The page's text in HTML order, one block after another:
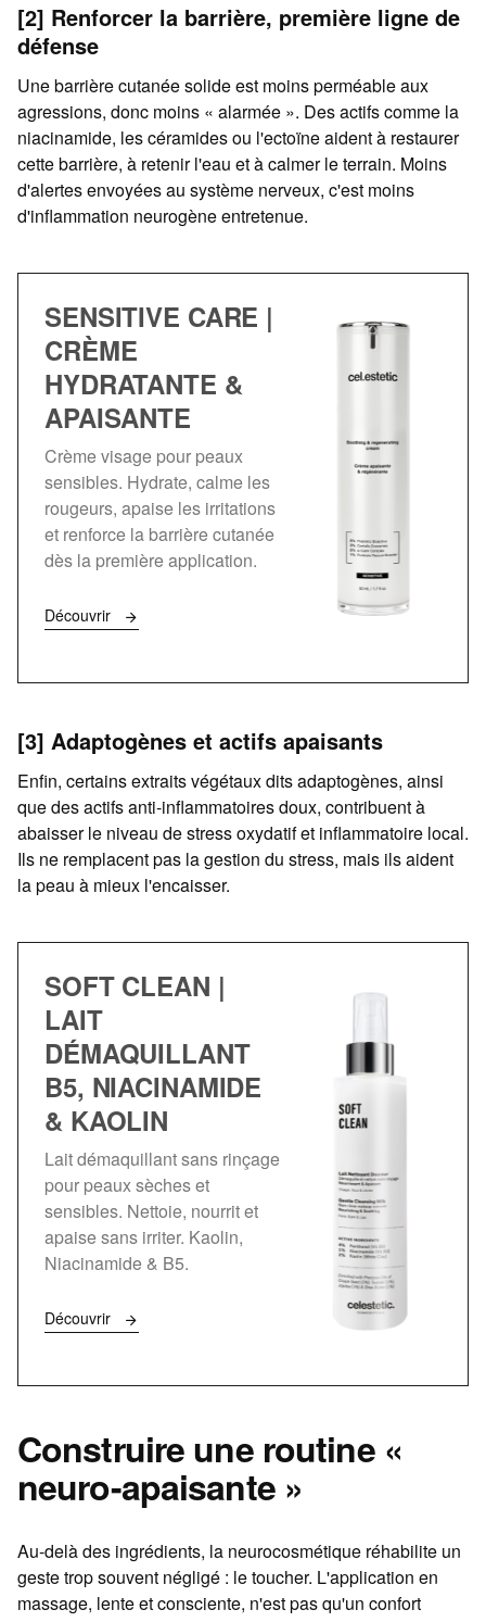
[2] Renforcer la barrière, première ligne de
défense
Une barrière cutanée solide est moins perméable aux
agressions, donc moins « alarmée ». Des actifs comme la
niacinamide, les céramides ou l'ectoïne aident à restaurer
cette barrière, à retenir l'eau et à calmer le terrain. Moins
d'alertes envoyées au système nerveux, c'est moins
d'inflammation neurogène entretenue.
SENSITIVE CARE |
CRÈME
HYDRATANTE &
APAISANTE
Crème visage pour peaux
sensibles. Hydrate, calme les
rougeurs, apaise les irritations
et renforce la barrière cutanée
dès la première application.
Découvrir
[3] Adaptogènes et actifs apaisants
Enfin, certains extraits végétaux dits adaptogènes, ainsi
que des actifs anti-inflammatoires doux, contribuent à
abaisser le niveau de stress oxydatif et inflammatoire local.
Ils ne remplacent pas la gestion du stress, mais ils aident
la peau à mieux l'encaisser.
SOFT CLEAN |
LAIT
DÉMAQUILLANT
B5, NIACINAMIDE
& KAOLIN
Lait démaquillant sans rinçage
pour peaux sèches et
sensibles. Nettoie, nourrit et
apaise sans irriter. Kaolin,
Niacinamide & B5.
Découvrir
Construire une routine «
neuro-apaisante »
Au-delà des ingrédients, la neurocosmétique réhabilite un
geste trop souvent négligé : le toucher. L'application en
massage, lente et consciente, n'est pas qu'un confort